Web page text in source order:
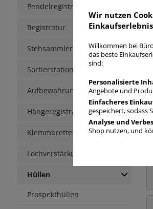
Pendelregistratur
Registratur
Stehsammler
Sortierstationen / Ablagen
Aufbewahrungsbox
Hängeregistratur
Klemmbretter / -mappen
Lochverstärkung
Hüllen
Prospekthüllen
Wir nutzen
Willkommen bei
das beste
sind:
Personalisierte
Angebote und
Einfacheres
gespeichert, sodass
Analyse und
Shop nutzen, und